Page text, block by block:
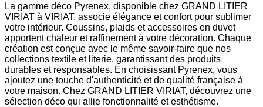
La gamme déco Pyrenex, disponible chez GRAND LITIER
VIRIAT à VIRIAT, associe élégance et confort pour sublimer
votre intérieur. Coussins, plaids et accessoires en duvet
apportent chaleur et raffinement à votre décoration. Chaque
création est conçue avec le même savoir-faire que nos
collections textile et literie, garantissant des produits
durables et responsables. En choisissant Pyrenex, vous
ajoutez une touche d'authenticité et de qualité française à
votre maison. Chez GRAND LITIER VIRIAT, découvrez une
sélection déco qui allie fonctionnalité et esthétisme.